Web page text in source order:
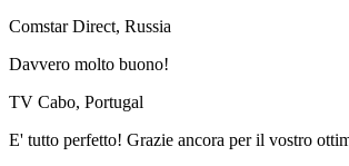
Comstar Direct, Russia
Davvero molto buono!
TV Cabo, Portugal
E' tutto perfetto! Grazie ancora per il vostro